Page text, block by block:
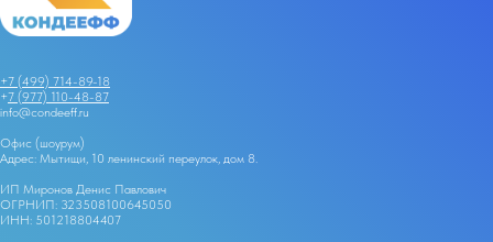
+7 (499) 714-89-18
+7 (977) 110-48-87
info@condeeff.ru
Офис (шоурум)
Адрес: Мытищи, 10 ленинский переулок, дом 8.
ИП Миронов Денис Павлович
ОГРНИП: 323508100645050
ИНН: 501218804407